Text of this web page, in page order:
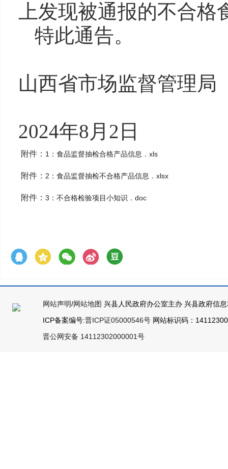
上发现被通报的不合
特此通告。
山西省市场监督管理局
2024年8月2日
附件： 1：食品监督抽检合格产品信息．xls
附件： 2：食品监督抽检不合格产品信息．xlsx
附件： 3：不合格检验项目小知识．doc
网站声明/网站地图 兴县人民政府办公室主办 兴县政府信
ICP备案编号:晋ICP证05000546号 网站标识码：
晋公网安备 14112302000001号